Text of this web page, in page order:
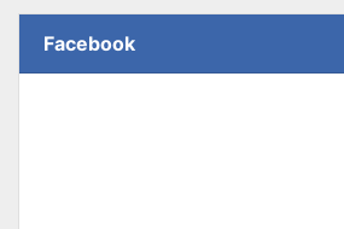
Facebook